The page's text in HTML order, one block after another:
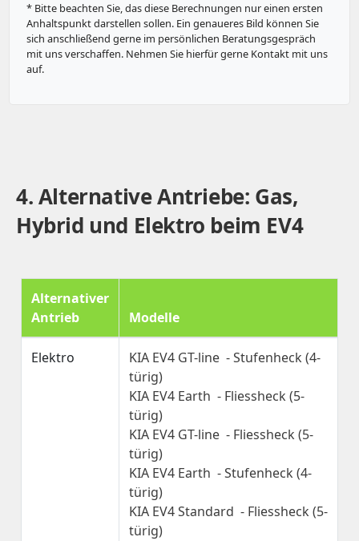
* Bitte beachten Sie, das diese Berechnungen nur einen ersten
Anhaltspunkt darstellen sollen. Ein genaueres Bild können Sie
sich anschließend gerne im persönlichen Beratungsgespräch
mit uns verschaffen. Nehmen Sie hierfür gerne Kontakt mit uns
auf.
4. Alternative Antriebe: Gas,
Hybrid und Elektro beim EV4
Alternativer
Antrieb
Modelle
Elektro
KIA EV4 GT-line - Stufenheck (4-
türig)
KIA EV4 Earth - Fliessheck (5-
türig)
KIA EV4 GT-line - Fliessheck (5-
türig)
KIA EV4 Earth - Stufenheck (4-
türig)
KIA EV4 Standard - Fliessheck (5-
türig)